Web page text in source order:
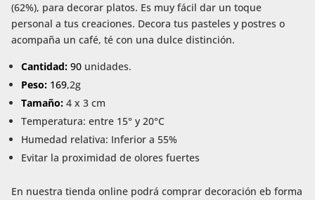
(62%), para decorar platos. Es muy fácil dar un toque
personal a tus creaciones. Decora tus pasteles y postres o
acompaña un café, té con una dulce distinción.
Cantidad:90 unidades.
Peso: 169,2g
Tamaño: 4 x 3 cm
Temperatura: entre 15° y 20°C
Humedad relativa: Inferior a 55%
Evitar la proximidad de olores fuertes
En nuestra tienda online podrá comprar decoración eb forma